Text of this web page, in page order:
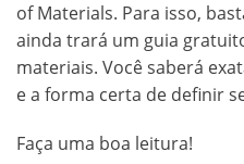
of Materials. Para isso,
ainda trará um guia
materiais. Você saberá
e a forma certa de definir
Faça uma boa leitura!